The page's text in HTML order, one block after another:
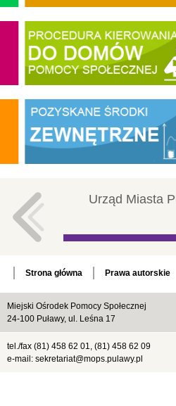
Urząd Miasta
Strona główna Prawa autorskie
Miejski Ośrodek Pomocy Społecznej
24-100 Puławy, ul. Leśna 17
tel./fax (81) 458 62 01, (81) 458 62 09
e-mail: sekretariat@mops.pulawy.pl